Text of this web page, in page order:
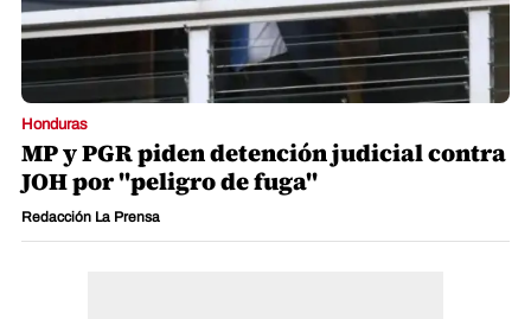
Honduras
MP y PGR piden detención judicial contra
JOH por "peligro de fuga"
Redacción La Prensa